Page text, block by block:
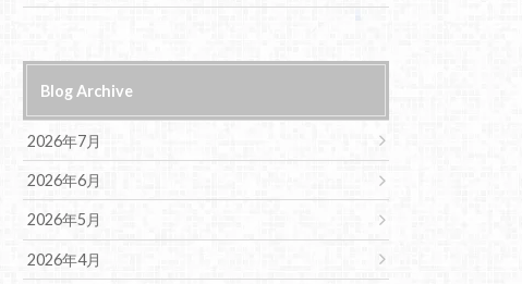
Blog Archive
2026年7月
2026年6月
2026年5月
2026年4月